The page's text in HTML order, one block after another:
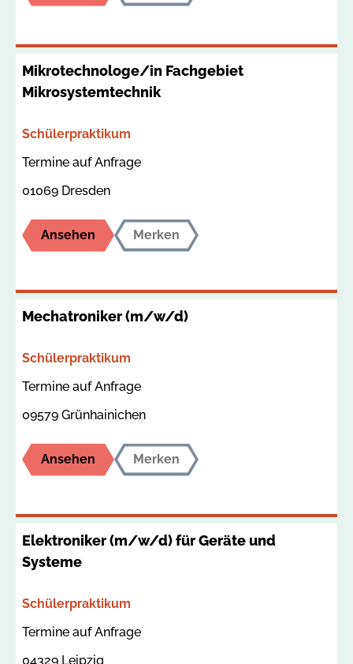
Mikrotechnologe/in Fachgebiet
Mikrosystemtechnik
Bereich
Schülerpraktikum
Termin
Termine auf Anfrage
Ort
01069 Dresden
Ansehen Merken
Mechatroniker (m/w/d)
Bereich
Schülerpraktikum
Termin
Termine auf Anfrage
Ort
09579 Grünhainichen
Ansehen Merken
Elektroniker (m/w/d) für Geräte und
Systeme
Bereich
Schülerpraktikum
Termin
Termine auf Anfrage
Ort
04329 Leipzig